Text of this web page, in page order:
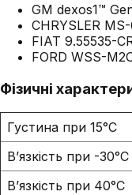
GM dexos1™
CHRYSLER
FIAT 9.55535-
FORD WSS-
Фізичні
Густина при 15°C
В’язкість при -30°C
В’язкість при 40°C